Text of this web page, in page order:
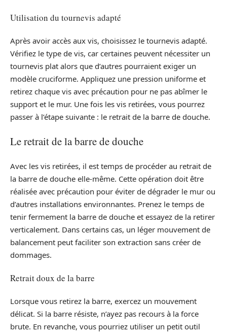
Utilisation du tournevis adapté
Après avoir accès aux vis, choisissez le tournevis adapté.
Vérifiez le type de vis, car certaines peuvent nécessiter un
tournevis plat alors que d’autres pourraient exiger un
modèle cruciforme. Appliquez une pression uniforme et
retirez chaque vis avec précaution pour ne pas abîmer le
support et le mur. Une fois les vis retirées, vous pourrez
passer à l’étape suivante : le retrait de la barre de douche.
Le retrait de la barre de douche
Avec les vis retirées, il est temps de procéder au retrait de
la barre de douche elle-même. Cette opération doit être
réalisée avec précaution pour éviter de dégrader le mur ou
d’autres installations environnantes. Prenez le temps de
tenir fermement la barre de douche et essayez de la retirer
verticalement. Dans certains cas, un léger mouvement de
balancement peut faciliter son extraction sans créer de
dommages.
Retrait doux de la barre
Lorsque vous retirez la barre, exercez un mouvement
délicat. Si la barre résiste, n’ayez pas recours à la force
brute. En revanche, vous pourriez utiliser un petit outil